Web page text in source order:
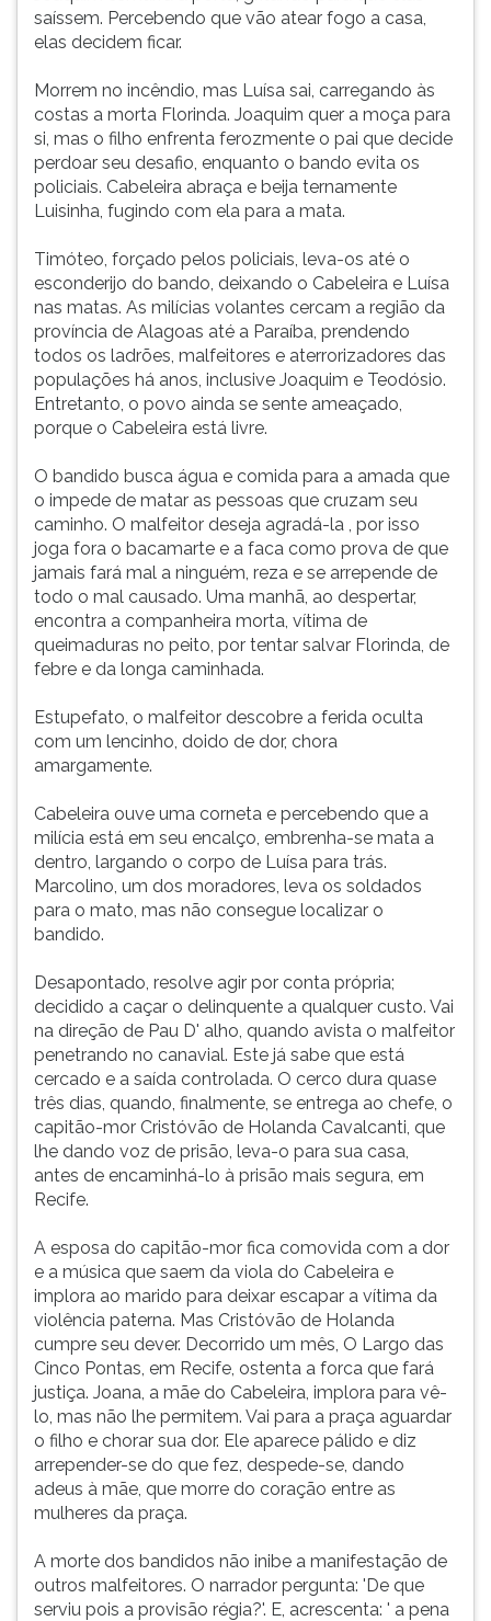
saíssem. Percebendo que vão atear fogo a casa,
elas decidem ficar.
Morrem no incêndio, mas Luísa sai, carregando às
costas a morta Florinda. Joaquim quer a moça para
si, mas o filho enfrenta ferozmente o pai que decide
perdoar seu desafio, enquanto o bando evita os
policiais. Cabeleira abraça e beija ternamente
Luisinha, fugindo com ela para a mata.
Timóteo, forçado pelos policiais, leva-os até o
esconderijo do bando, deixando o Cabeleira e Luísa
nas matas. As milícias volantes cercam a região da
província de Alagoas até a Paraíba, prendendo
todos os ladrões, malfeitores e aterrorizadores das
populações há anos, inclusive Joaquim e Teodósio.
Entretanto, o povo ainda se sente ameaçado,
porque o Cabeleira está livre.
O bandido busca água e comida para a amada que
o impede de matar as pessoas que cruzam seu
caminho. O malfeitor deseja agradá-la , por isso
joga fora o bacamarte e a faca como prova de que
jamais fará mal a ninguém, reza e se arrepende de
todo o mal causado. Uma manhã, ao despertar,
encontra a companheira morta, vítima de
queimaduras no peito, por tentar salvar Florinda, de
febre e da longa caminhada.
Estupefato, o malfeitor descobre a ferida oculta
com um lencinho, doido de dor, chora
amargamente.
Cabeleira ouve uma corneta e percebendo que a
milícia está em seu encalço, embrenha-se mata a
dentro, largando o corpo de Luísa para trás.
Marcolino, um dos moradores, leva os soldados
para o mato, mas não consegue localizar o
bandido.
Desapontado, resolve agir por conta própria;
decidido a caçar o delinquente a qualquer custo. Vai
na direção de Pau D' alho, quando avista o malfeitor
penetrando no canavial. Este já sabe que está
cercado e a saída controlada. O cerco dura quase
três dias, quando, finalmente, se entrega ao chefe, o
capitão-mor Cristóvão de Holanda Cavalcanti, que
lhe dando voz de prisão, leva-o para sua casa,
antes de encaminhá-lo à prisão mais segura, em
Recife.
A esposa do capitão-mor fica comovida com a dor
e a música que saem da viola do Cabeleira e
implora ao marido para deixar escapar a vítima da
violência paterna. Mas Cristóvão de Holanda
cumpre seu dever. Decorrido um mês, O Largo das
Cinco Pontas, em Recife, ostenta a forca que fará
justiça. Joana, a mãe do Cabeleira, implora para vê-
lo, mas não lhe permitem. Vai para a praça aguardar
o filho e chorar sua dor. Ele aparece pálido e diz
arrepender-se do que fez, despede-se, dando
adeus à mãe, que morre do coração entre as
mulheres da praça.
A morte dos bandidos não inibe a manifestação de
outros malfeitores. O narrador pergunta: 'De que
serviu pois a provisão régia?'. E, acrescenta: ' a pena